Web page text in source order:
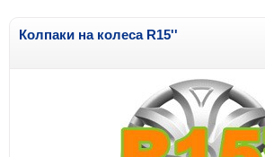
Колпаки на колеса R15''